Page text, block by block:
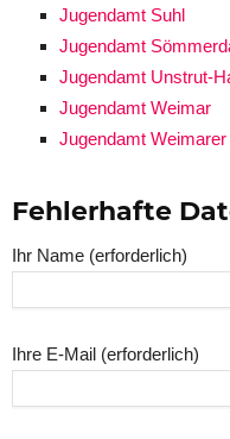
Jugendamt Suhl
Jugendamt
Jugendamt Unstrut-
Jugendamt Weimar
Jugendamt Weimarer
Fehlerhafte
Ihr Name (erforderlich)
Ihre E-Mail (erforderlich)